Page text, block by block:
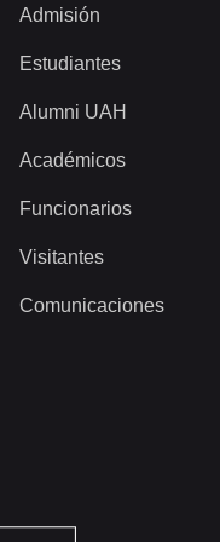
Admisión
Estudiantes
Alumni UAH
Académicos
Funcionarios
Visitantes
Comunicaciones